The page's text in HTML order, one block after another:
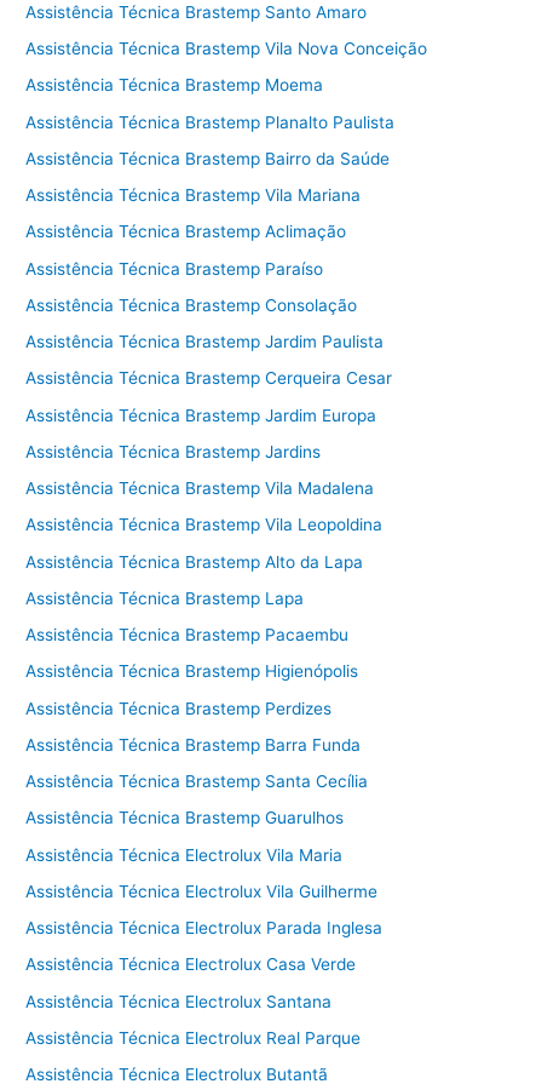
Assistência Técnica Brastemp Santo Amaro
Assistência Técnica Brastemp Vila Nova Conceição
Assistência Técnica Brastemp Moema
Assistência Técnica Brastemp Planalto Paulista
Assistência Técnica Brastemp Bairro da Saúde
Assistência Técnica Brastemp Vila Mariana
Assistência Técnica Brastemp Aclimação
Assistência Técnica Brastemp Paraíso
Assistência Técnica Brastemp Consolação
Assistência Técnica Brastemp Jardim Paulista
Assistência Técnica Brastemp Cerqueira Cesar
Assistência Técnica Brastemp Jardim Europa
Assistência Técnica Brastemp Jardins
Assistência Técnica Brastemp Vila Madalena
Assistência Técnica Brastemp Vila Leopoldina
Assistência Técnica Brastemp Alto da Lapa
Assistência Técnica Brastemp Lapa
Assistência Técnica Brastemp Pacaembu
Assistência Técnica Brastemp Higienópolis
Assistência Técnica Brastemp Perdizes
Assistência Técnica Brastemp Barra Funda
Assistência Técnica Brastemp Santa Cecília
Assistência Técnica Brastemp Guarulhos
Assistência Técnica Electrolux Vila Maria
Assistência Técnica Electrolux Vila Guilherme
Assistência Técnica Electrolux Parada Inglesa
Assistência Técnica Electrolux Casa Verde
Assistência Técnica Electrolux Santana
Assistência Técnica Electrolux Real Parque
Assistência Técnica Electrolux Butantã